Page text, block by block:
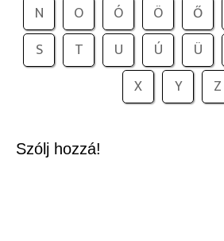
N
O Ó Ö Ő
S
T U Ú Ü
X
Y Z
Szólj hozzá!